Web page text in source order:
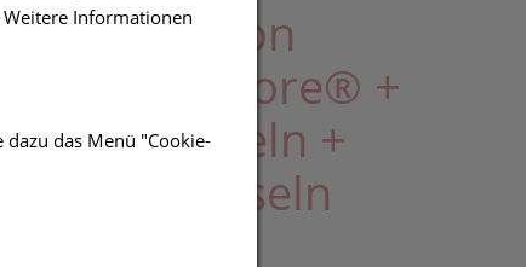
Nutrition
LactoSpore® +
60 Kapseln +
D3 60 Kapseln
Weitere Informationen
das Menü "Cookie-